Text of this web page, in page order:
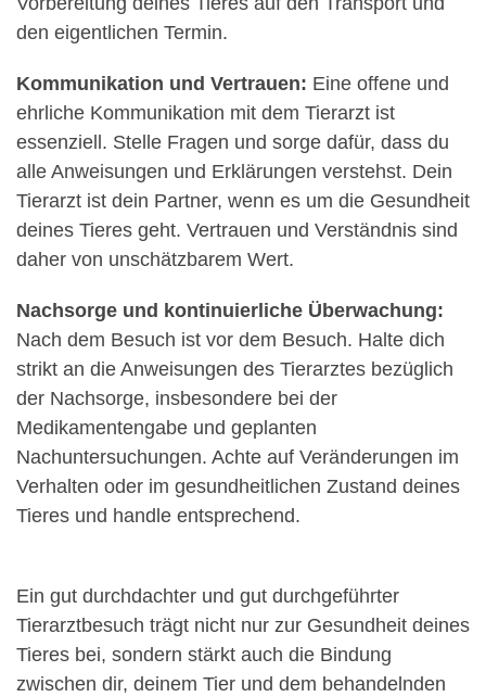
den eigentlichen Termin.
Kommunikation und Vertrauen: Eine offene und
ehrliche Kommunikation mit dem Tierarzt ist
essenziell. Stelle Fragen und sorge dafür, dass du
alle Anweisungen und Erklärungen verstehst. Dein
Tierarzt ist dein Partner, wenn es um die Gesundheit
deines Tieres geht. Vertrauen und Verständnis sind
daher von unschätzbarem Wert.
Nachsorge und kontinuierliche Überwachung:
Nach dem Besuch ist vor dem Besuch. Halte dich
strikt an die Anweisungen des Tierarztes bezüglich
der Nachsorge, insbesondere bei der
Medikamentengabe und geplanten
Nachuntersuchungen. Achte auf Veränderungen im
Verhalten oder im gesundheitlichen Zustand deines
Tieres und handle entsprechend.
Ein gut durchdachter und gut durchgeführter
Tierarztbesuch trägt nicht nur zur Gesundheit deines
Tieres bei, sondern stärkt auch die Bindung
zwischen dir, deinem Tier und dem behandelnden